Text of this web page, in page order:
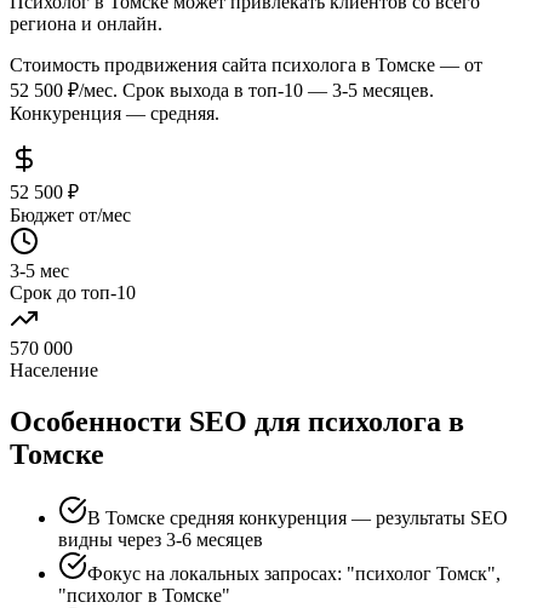
региона и онлайн.
Стоимость продвижения сайта психолога в Томске — от
52 500 ₽/мес. Срок выхода в топ-10 — 3-5 месяцев.
Конкуренция — средняя.
52 500 ₽
Бюджет от/мес
3-5 мес
Срок до топ-10
570 000
Население
Особенности SEO для психолога в
Томске
В Томске средняя конкуренция — результаты SEO
видны через 3-6 месяцев
Фокус на локальных запросах: "психолог Томск",
"психолог в Томске"